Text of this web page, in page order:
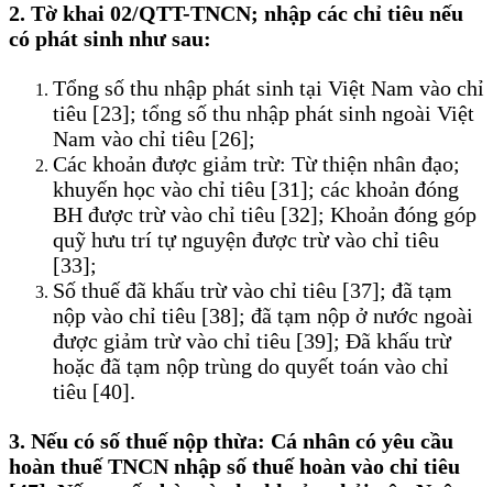
2. Tờ khai 02/QTT-TNCN; nhập các chỉ tiêu nếu
có phát sinh như sau:
Tổng số thu nhập phát sinh tại Việt Nam vào chỉ
tiêu [23]; tổng số thu nhập phát sinh ngoài Việt
Nam vào chỉ tiêu [26];
Các khoản được giảm trừ: Từ thiện nhân đạo;
khuyến học vào chỉ tiêu [31]; các khoản đóng
BH được trừ vào chỉ tiêu [32]; Khoản đóng góp
quỹ hưu trí tự nguyện được trừ vào chỉ tiêu
[33];
Số thuế đã khấu trừ vào chỉ tiêu [37]; đã tạm
nộp vào chỉ tiêu [38]; đã tạm nộp ở nước ngoài
được giảm trừ vào chỉ tiêu [39]; Đã khấu trừ
hoặc đã tạm nộp trùng do quyết toán vào chỉ
tiêu [40].
3. Nếu có số thuế nộp thừa: Cá nhân có yêu cầu
hoàn thuế TNCN nhập số thuế hoàn vào chỉ tiêu